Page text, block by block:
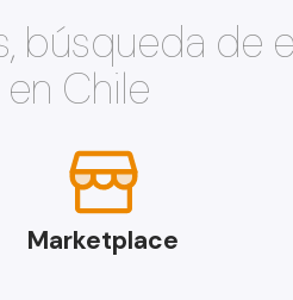
búsqueda de
Chile
Marketplace